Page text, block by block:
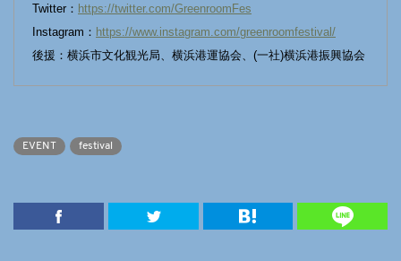
Twitter： https://twitter.com/GreenroomFes
Instagram： https://www.instagram.com/greenroomfestival/
後援：横浜市文化観光局、横浜港運協会、(一社)横浜港振興協会
EVENT festival